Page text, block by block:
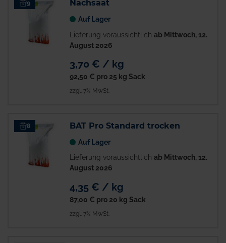
9 Nachsaat
Auf Lager
Lieferung voraussichtlich ab Mittwoch, 12.
August 2026
3,70 € / kg
92,50 € pro 25 kg Sack
zzgl. 7% MwSt.
8 BAT Pro Standard trocken
Auf Lager
Lieferung voraussichtlich ab Mittwoch, 12.
August 2026
4,35 € / kg
87,00 € pro 20 kg Sack
zzgl. 7% MwSt.